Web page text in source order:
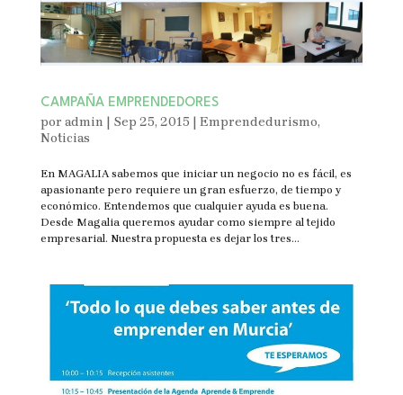
CAMPAÑA EMPRENDEDORES
por admin | Sep 25, 2015 | Emprendedurismo,
Noticias
En MAGALIA sabemos que iniciar un negocio no es fácil, es
apasionante pero requiere un gran esfuerzo, de tiempo y
económico. Entendemos que cualquier ayuda es buena.
Desde Magalia queremos ayudar como siempre al tejido
empresarial. Nuestra propuesta es dejar los tres...